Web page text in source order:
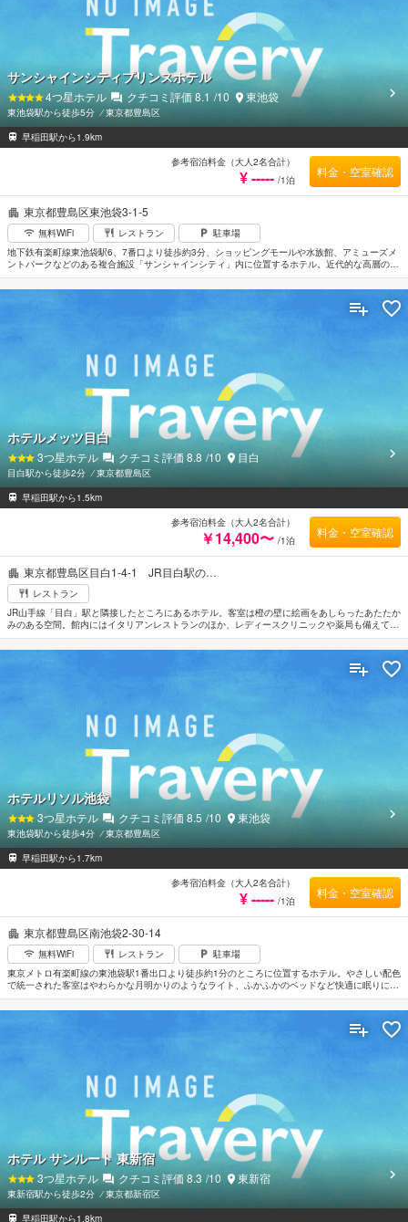
東京都豊島区東池袋3-1-5
無料WiFi レストラン
駐車場
地下鉄有楽町線東池袋駅6、7番口より徒歩約3分、ショッピングモールや水族館、アミューズメ
ントパークなどのある複合施設「サンシャインシティ」内に位置するホテル。近代的な高層の建
物で6階から37階までが客室になっている。客室はオーソドックスなスタイルだが上層階の部屋
では向きにより街の夜景なども楽しめる。季節感あふれる日本料理を味わえるレストランをはじ
め複数のレストランがあるほか「サンシャインシティ」内にも多くの飲食店やショップがある。
サンシャインシティプリンスホテル
4つ星ホテル クチコミ評価8.1 /10 東池袋
東池袋駅から徒歩5分 ⁄東京都豊島区
早稲田駅から1.9km
参考宿泊料金（大人2名合計）
¥ ----- /1泊
料金・空室確認
東京都豊島区目白1-4-1 JR目白駅の…
レストラン
JR山手線「目白」駅と隣接したところにあるホテル。客室は橙の壁に絵画をあしらったあたたか
みのある空間。館内にはイタリアンレストランのほか、レディースクリニックや薬局も備えてい
る。学習院大学や早稲田大理工学部が近くアカデミックなロケーション。切手の博物館まで約
300m。サンシャイン国際水族館へは約3.2km。最寄の空港は羽田空港。
ホテルメッツ目白
3つ星ホテル クチコミ評価 8.8 /10 目白
目白駅から徒歩2分 ⁄東京都豊島区
早稲田駅から1.5km
参考宿泊料金（大人2名合計）
￥14,400〜 /1泊
料金・空室確認
東京都豊島区南池袋2-30-14
無料WiFi レストラン
駐車場
東京メトロ有楽町線の東池袋駅1番出口より徒歩約1分のところに位置するホテル。やさしい配色
で統一された客室はやわらかな月明かりのようなライト、ふかふかのベッドなど快適に眠りにつ
ける空間を演出。レストランではおいしいワインとともにイタリア料理を楽しめる。水族館や劇
場、プラネタリウムなどのある「サンシャインシティ」に近い。JR池袋駅へは徒歩約7分。最寄
ホテルリソル池袋
3つ星ホテル クチコミ評価 8.5 /10 東池袋
東池袋駅から徒歩4分 ⁄東京都豊島区
早稲田駅から1.7km
参考宿泊料金（大人2名合計）
¥ ----- /1泊
料金・空室確認
ホテル サンルート 東新宿
3つ星ホテル クチコミ評価 8.3 /10 東新宿
東新宿駅から徒歩2分 ⁄東京都新宿区
早稲田駅から1.8km